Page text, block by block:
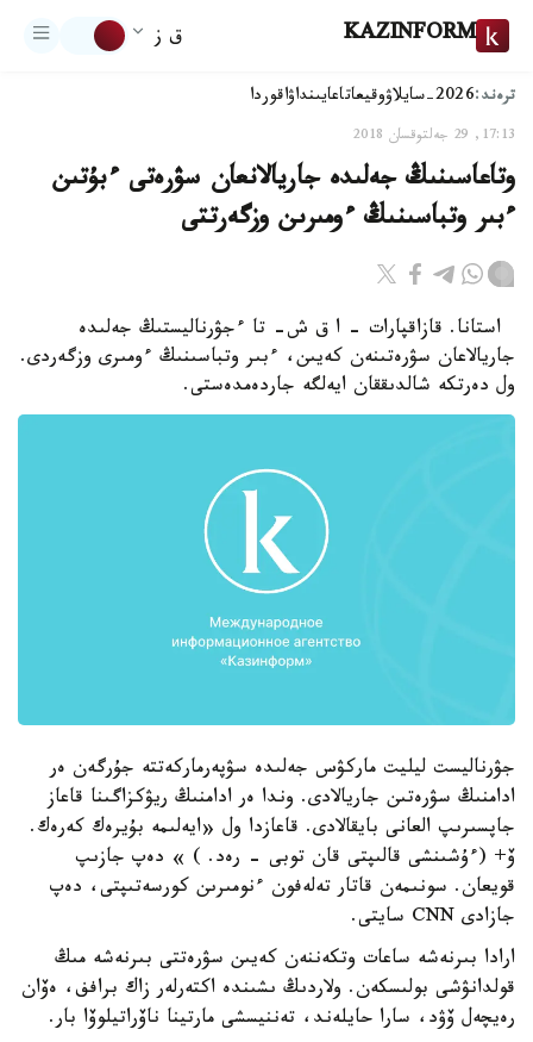
KAZINFORM ق ز
ترەند:2026-سايلاۋ وقيعاتاعايىنداۋاقوردا
17:13, 29 جەلتوقسان 2018
وتاعاسىنىڭ جەلىدە جاريالانعان سۋرەتى ءبۇتىن
ءبىر وتباسىنىڭ ءومىرىن وزگەرتتى
استانا. قازاقپارات - ا ق ش- تا ءجۋرناليستىڭ جەلىدە
جاريالاعان سۋرەتىنەن كەيىن، ءبىر وتباسىنىڭ ءومىرى وزگەردى.
ول دەرتكە شالدىققان ايەلگە جاردەمدەستى.
جۋرناليست ليليت ماركۋس جەلىدە سۋپەرماركەتتە جۇرگەن ەر
ادامنىڭ سۋرەتىن جاريالادى. وندا ەر ادامنىڭ ريۋكزاگىنا قاعاز
جاپسىرىپ العانى بايقالادى. قاعازدا ول «ايەلىمە بۇيرەك كەرەك.
ۆ+ (ءۇشىنشى قالىپتى قان توبى - رەد. ) » دەپ جازىپ
قويعان. سونىمەن قاتار تەلەفون ءنومىرىن كورسەتىپتى، دەپ
جازادى CNN سايتى.
ارادا بىرنەشە ساعات وتكەننەن كەيىن سۋرەتتى بىرنەشە مىڭ
قولدانۋشى بولىسكەن. ولاردىڭ ىشىندە اكتەرلەر زاك برافف، ەۆان
رەيچەل ۆۋد، سارا حايلەند، تەننيسشى مارتينا ناۆراتيلوۆا بار.